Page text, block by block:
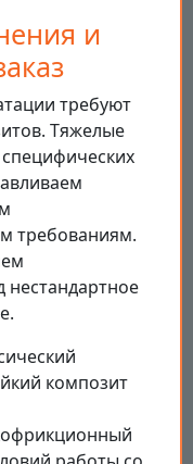
и
требуют
Тяжелые
требованиям.
нестандартное
композит